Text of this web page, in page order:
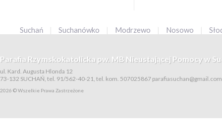
Suchań | Suchanówko | Modrzewo | Nosowo |
Parafia Rzymskokatolicka pw. MB Nieustającej Pomocy w
ul. Kard. Augusta Hlonda 12
73-132 SUCHAŃ, tel. 91/562-40-21, tel. kom. 507025867 parafiasuchan@gmail.com
2026 © Wszelkie Prawa Zastrzeżone